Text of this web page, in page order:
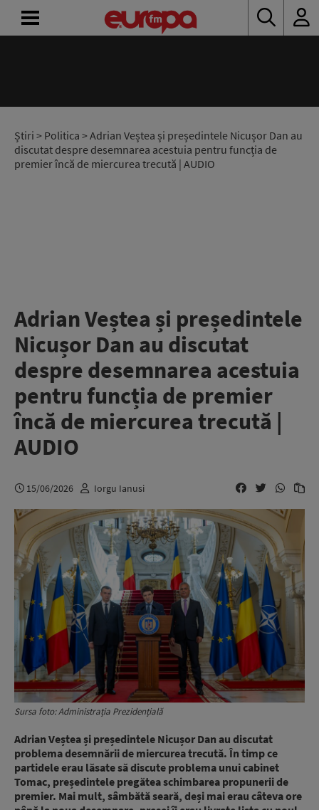
Știri > Politica > Adrian Veștea și președintele Nicușor Dan au
discutat despre desemnarea acestuia pentru funcția de
premier încă de miercurea trecută | AUDIO
Adrian Veștea și președintele
Nicușor Dan au discutat
despre desemnarea acestuia
pentru funcția de premier
încă de miercurea trecută |
AUDIO
15/06/2026 Iorgu Ianusi
Sursa foto: Administrația Prezidențială
Adrian Veștea și președintele Nicușor Dan au discutat
problema desemnării de miercurea trecută. În timp ce
partidele erau lăsate să discute problema unui cabinet
Tomac, președintele pregătea schimbarea propunerii de
premier. Mai mult, sâmbătă seară, deși mai erau câteva ore
RADIO
CONCURSURI